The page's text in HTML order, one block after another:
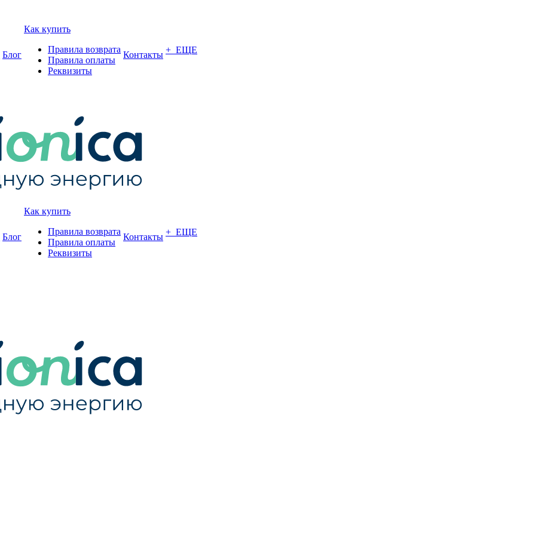
Блог
Как купить
Правила возврата
Правила оплаты
Реквизиты
Контакты + ЕЩЕ
Блог
Как купить
Правила возврата
Правила оплаты
Реквизиты
Контакты + ЕЩЕ